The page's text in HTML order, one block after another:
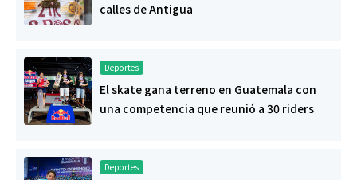
calles de Antigua
Deportes
El skate gana terreno en Guatemala con
una competencia que reunió a 30 riders
Deportes